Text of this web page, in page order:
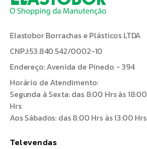
Elastobor Borrachas e Plásticos LTDA
CNPJ:53.840.542/0002-10
Endereço: Avenida de Pinedo - 394
Horário de Atendimento:
Segunda à Sexta: das 8:00 Hrs às 18:00
Hrs
Aos Sábados: das 8:00 Hrs às 13:00 Hrs
Televendas